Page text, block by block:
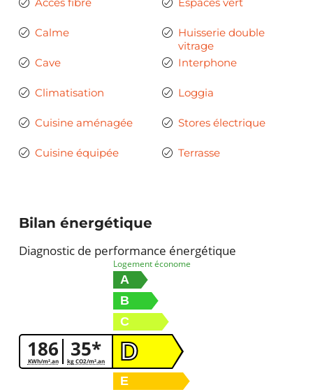
Accès fibre
Calme
Cave
Climatisation
Cuisine aménagée
Cuisine équipée
Espaces vert
Huisserie double
vitrage
Interphone
Loggia
Stores électrique
Terrasse
Bilan énergétique
Diagnostic de performance énergétique
186
KWh/m².an 35*
kg CO2/m².an
Logement économe
A
B
C
D
E